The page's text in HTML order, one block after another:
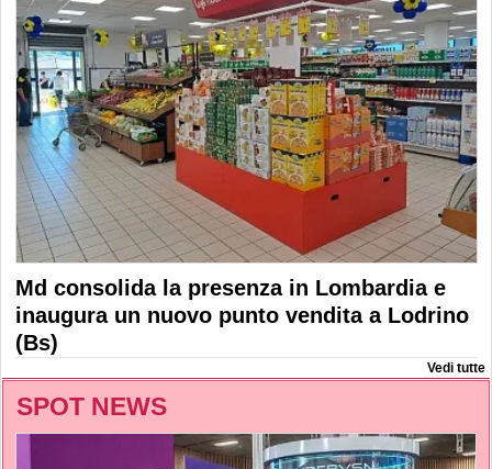
Md consolida la presenza in Lombardia e
inaugura un nuovo punto vendita a Lodrino
(Bs)
Vedi tutte
SPOT NEWS